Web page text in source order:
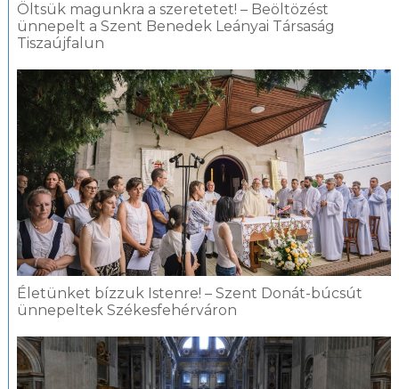
Öltsük magunkra a szeretetet! – Beöltözést
ünnepelt a Szent Benedek Leányai Társaság
Tiszaújfalun
Életünket bízzuk Istenre! – Szent Donát-búcsút
ünnepeltek Székesfehérváron